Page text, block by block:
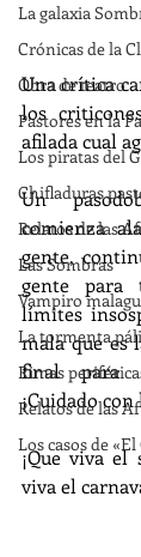
La galaxia
Crónicas de la
Obra de teatro
Pastores en la
Los piratas del
Chifladuras
Relatos de las
Las Sombras
Vampiro
La tormenta
Rimas
Relatos de las
Los casos de
Una crítica
los
afilada cual
Un
comienza
gente,
gente para
límites
mala que es
final para
¡Cuidado
¡Que viva el
viva el